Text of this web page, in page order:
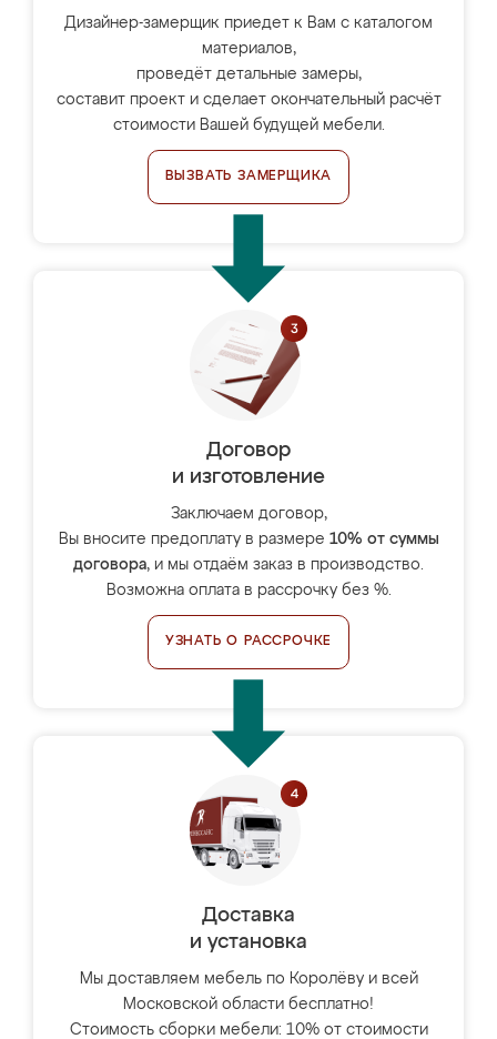
Дизайнер-замерщик приедет к Вам с каталогом
материалов,
проведёт детальные замеры,
составит проект и сделает окончательный расчёт
стоимости Вашей будущей мебели.
ВЫЗВАТЬ ЗАМЕРЩИКА
Договор
и изготовление
Заключаем договор,
Вы вносите предоплату в размере 10% от суммы
договора, и мы отдаём заказ в производство.
Возможна оплата в рассрочку без %.
УЗНАТЬ О РАССРОЧКЕ
Доставка
и установка
Мы доставляем мебель по Королёву и всей
Московской области бесплатно!
Стоимость сборки мебели: 10% от стоимости